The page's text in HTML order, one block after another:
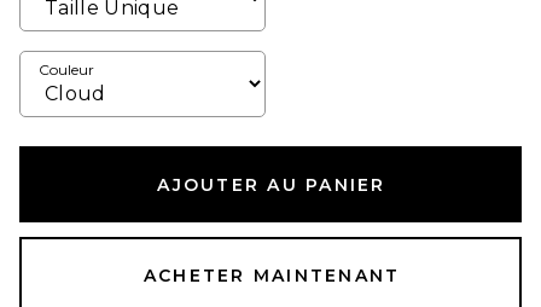
Couleur
AJOUTER AU PANIER
ACHETER MAINTENANT